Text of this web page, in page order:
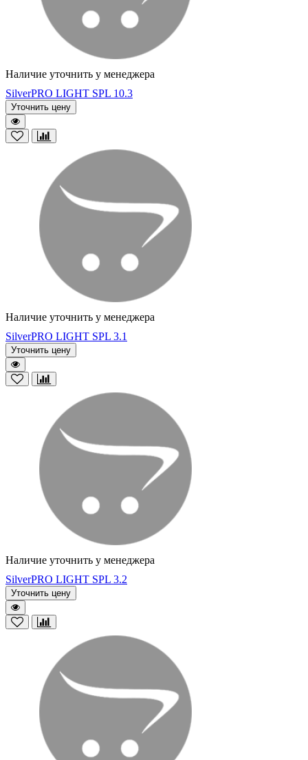
Наличие уточнить у менеджера
SilverPRO LIGHT SPL 10.3
Уточнить цену
Наличие уточнить у менеджера
SilverPRO LIGHT SPL 3.1
Уточнить цену
Наличие уточнить у менеджера
SilverPRO LIGHT SPL 3.2
Уточнить цену